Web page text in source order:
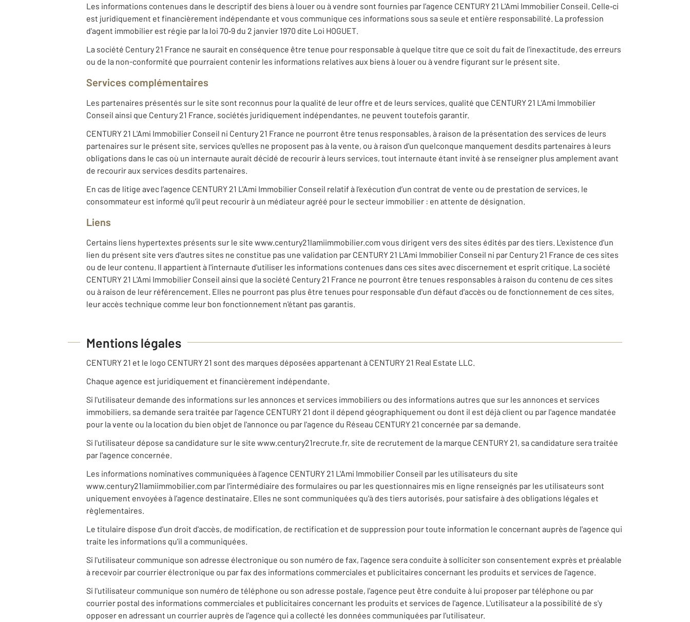
Les informations contenues dans le descriptif des biens à louer ou à vendre sont fournies par l’agence CENTURY 21 L'Ami Immobilier Conseil. Celle‐ci
est juridiquement et financièrement indépendante et vous communique ces informations sous sa seule et entière responsabilité. La profession
d'agent immobilier est régie par la loi 70‐9 du 2 janvier 1970 dite Loi HOGUET.
La société Century 21 France ne saurait en conséquence être tenue pour responsable à quelque titre que ce soit du fait de l'inexactitude, des erreurs
ou de la non-conformité que pourraient contenir les informations relatives aux biens à louer ou à vendre figurant sur le présent site.
Services complémentaires
Les partenaires présentés sur le site sont reconnus pour la qualité de leur offre et de leurs services, qualité que CENTURY 21 L'Ami Immobilier
Conseil ainsi que Century 21 France, sociétés juridiquement indépendantes, ne peuvent toutefois garantir.
CENTURY 21 L'Ami Immobilier Conseil ni Century 21 France ne pourront être tenus responsables, à raison de la présentation des services de leurs
partenaires sur le présent site, services qu'elles ne proposent pas à la vente, ou à raison d'un quelconque manquement desdits partenaires à leurs
obligations dans le cas où un internaute aurait décidé de recourir à leurs services, tout internaute étant invité à se renseigner plus amplement avant
de recourir aux services desdits partenaires.
En cas de litige avec l’agence CENTURY 21 L'Ami Immobilier Conseil relatif à l’exécution d’un contrat de vente ou de prestation de services, le
consommateur est informé qu’il peut recourir à un médiateur agréé pour le secteur immobilier : en attente de désignation.
Liens
Certains liens hypertextes présents sur le site www.century21lamiimmobilier.com vous dirigent vers des sites édités par des tiers. L'existence d'un
lien du présent site vers d'autres sites ne constitue pas une validation par CENTURY 21 L'Ami Immobilier Conseil ni par Century 21 France de ces sites
ou de leur contenu. Il appartient à l'internaute d'utiliser les informations contenues dans ces sites avec discernement et esprit critique. La société
CENTURY 21 L'Ami Immobilier Conseil ainsi que la société Century 21 France ne pourront être tenues responsables à raison du contenu de ces sites
ou à raison de leur référencement. Elles ne pourront pas plus être tenues pour responsable d'un défaut d'accès ou de fonctionnement de ces sites,
leur accès technique comme leur bon fonctionnement n'étant pas garantis.
Mentions légales
CENTURY 21 et le logo CENTURY 21 sont des marques déposées appartenant à CENTURY 21 Real Estate LLC.
Chaque agence est juridiquement et financièrement indépendante.
Si l'utilisateur demande des informations sur les annonces et services immobiliers ou des informations autres que sur les annonces et services
immobiliers, sa demande sera traitée par l'agence CENTURY 21 dont il dépend géographiquement ou dont il est déjà client ou par l'agence mandatée
pour la vente ou la location du bien objet de l'annonce ou par l'agence du Réseau CENTURY 21 concernée par sa demande.
Si l'utilisateur dépose sa candidature sur le site www.century21recrute.fr, site de recrutement de la marque CENTURY 21, sa candidature sera traitée
par l'agence concernée.
Les informations nominatives communiquées à l’agence CENTURY 21 L'Ami Immobilier Conseil par les utilisateurs du site
www.century21lamiimmobilier.com par l'intermédiaire des formulaires ou par les questionnaires mis en ligne renseignés par les utilisateurs sont
uniquement envoyées à l’agence destinataire. Elles ne sont communiquées qu'à des tiers autorisés, pour satisfaire à des obligations légales et
règlementaires.
Le titulaire dispose d'un droit d'accès, de modification, de rectification et de suppression pour toute information le concernant auprès de l'agence qui
traite les informations qu'il a communiquées.
Si l'utilisateur communique son adresse électronique ou son numéro de fax, l'agence sera conduite à solliciter son consentement exprès et préalable
à recevoir par courrier électronique ou par fax des informations commerciales et publicitaires concernant les produits et services de l'agence.
Si l'utilisateur communique son numéro de téléphone ou son adresse postale, l'agence peut être conduite à lui proposer par téléphone ou par
courrier postal des informations commerciales et publicitaires concernant les produits et services de l'agence. L'utilisateur a la possibilité de s'y
opposer en adressant un courrier auprès de l'agence qui a collecté les données communiquées par l'utilisateur.